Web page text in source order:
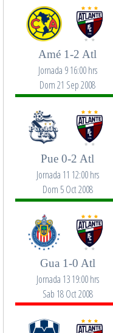
Amé 1-2 Atl
Jornada 9 16:00 hrs
Dom 21 Sep 2008
Pue 0-2 Atl
Jornada 11 12:00 hrs
Dom 5 Oct 2008
Gua 1-0 Atl
Jornada 13 19:00 hrs
Sab 18 Oct 2008